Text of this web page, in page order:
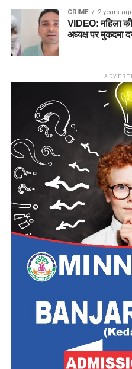
CRIME 2 years
VIDEO: महिला
अध्यक्ष पर मुकदमा